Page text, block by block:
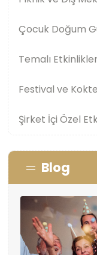
Çocuk Doğum
Temalı Etkinlikler
Festival ve
Şirket İçi Özel
Blog